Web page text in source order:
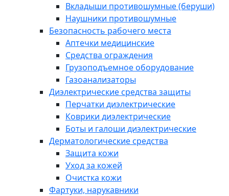
Вкладыши противошумные (беруши)
Наушники противошумные
Безопасность рабочего места
Аптечки медицинские
Средства ограждения
Грузоподъемное оборудование
Газоанализаторы
Диэлектрические средства защиты
Перчатки диэлектрические
Коврики диэлектрические
Боты и галоши диэлектрические
Дерматологические средства
Защита кожи
Уход за кожей
Очистка кожи
Фартуки, нарукавники